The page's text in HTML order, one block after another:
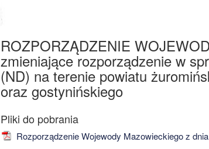
ROZPORZĄDZENIE
zmieniające rozporządzenie w
(ND) na terenie powiatu
oraz gostynińskiego
Rozporządzenie Wojewody Mazowieckiego z